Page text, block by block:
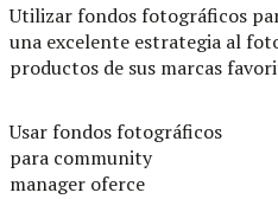
Utilizar fondos fotográficos
una excelente estrategia al
productos de sus marcas
Usar fondos fotográficos
para community
manager oferce